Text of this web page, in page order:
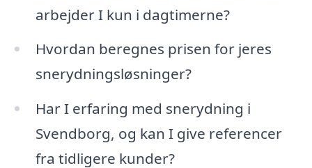
arbejder I kun i dagtimerne?
Hvordan beregnes prisen for jeres
snerydningsløsninger?
Har I erfaring med snerydning i
Svendborg, og kan I give referencer
fra tidligere kunder?